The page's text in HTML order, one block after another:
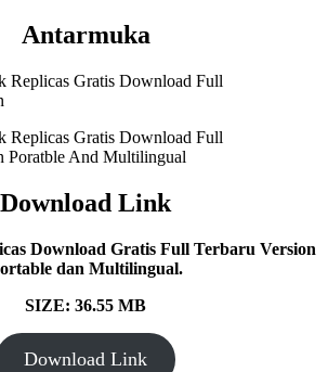
Antarmuka
Download Link
Download Gratis Full Terbaru Version
dan Multilingual.
SIZE: 36.55 MB
Download Link